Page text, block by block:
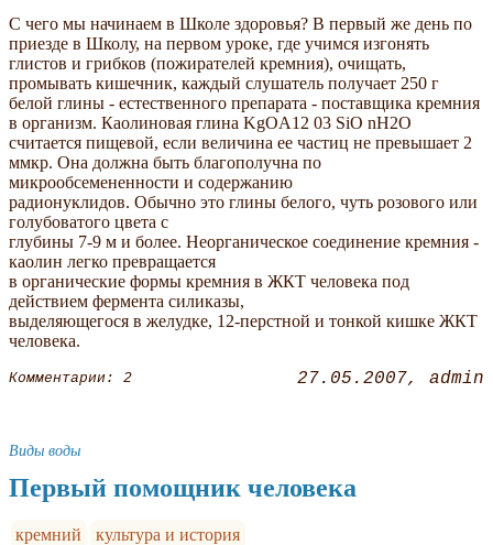
С чего мы начинаем в Школе здоровья? В первый же день по
приезде в Школу, на первом уроке, где учимся изгонять
глистов и грибков (пожирателей кремния), очищать,
промывать кишечник, каждый слушатель получает 250 г
белой глины - естественного препарата - поставщика кремния
в организм. Каолиновая глина KgOA12 03 SiO nН2О
считается пищевой, если величина ее частиц не превышает 2
ммкр. Она должна быть благополучна по
микрообсемененности и содержанию
радионуклидов. Обычно это глины белого, чуть розового или
голубоватого цвета с
глубины 7-9 м и более. Неорганическое соединение кремния -
каолин легко превращается
в органические формы кремния в ЖКТ человека под
действием фермента силиказы,
выделяющегося в желудке, 12-перстной и тонкой кишке ЖКТ
человека.
Комментарии: 2 27.05.2007 admin
Виды воды
Первый помощник человека
кремний культура и история